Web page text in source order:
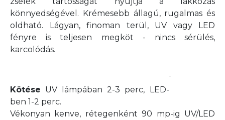
könnyedségével. Krémesebb állagú, rugalmas és
oldható. Lágyan, finoman terül, UV vagy LED
fényre is teljesen megköt - nincs sérülés,
karcolódás.
Kötése UV lámpában 2-3 perc, LED-
ben 1-2 perc.
Vékonyan kenve, rétegenként 90 mp-ig UV/LED